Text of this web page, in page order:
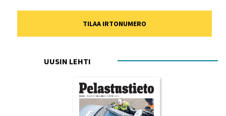
TILAA IRTONUMERO
UUSIN LEHTI